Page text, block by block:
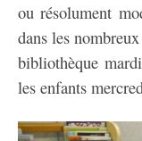
ou résolument
dans les
bibliothèque
les enfants